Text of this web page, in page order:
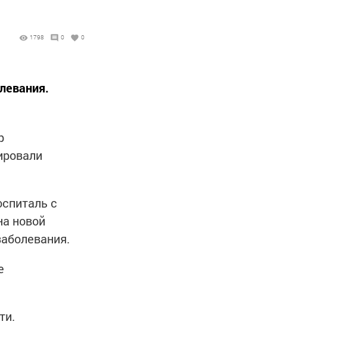
1798 0 0
с
новой